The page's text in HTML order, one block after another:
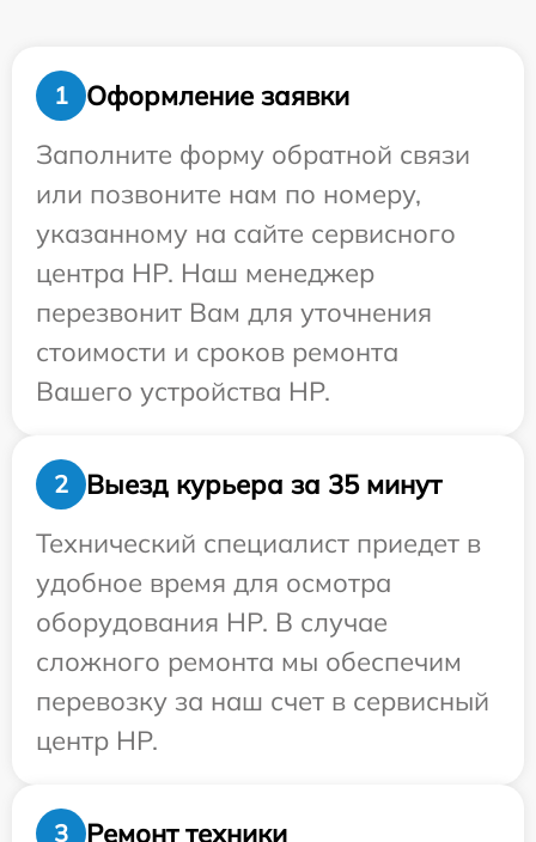
1
Оформление заявки
Заполните форму обратной связи
или позвоните нам по номеру,
указанному на сайте сервисного
центра HP. Наш менеджер
перезвонит Вам для уточнения
стоимости и сроков ремонта
Вашего устройства HP.
2
Выезд курьера за 35 минут
Технический специалист приедет в
удобное время для осмотра
оборудования HP. В случае
сложного ремонта мы обеспечим
перевозку за наш счет в сервисный
центр HP.
3 Ремонт техники